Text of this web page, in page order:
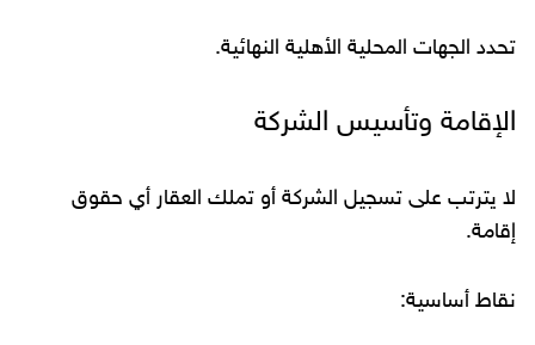
تحدد الجهات المحلية الأهلية النهائية.
الإقامة وتأسيس الشركة
لا يترتب على تسجيل الشركة أو تملك العقار أي حقوق
إقامة.
نقاط أساسية: